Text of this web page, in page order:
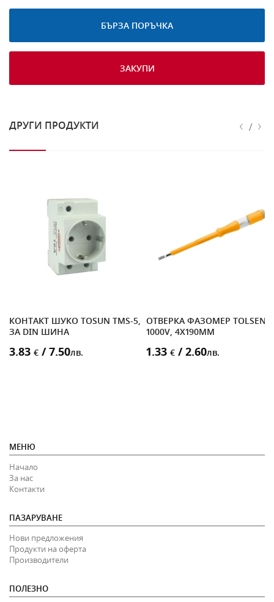
БЪРЗА ПОРЪЧКА
ЗАКУПИ
ДРУГИ ПРОДУКТИ ‹ / ›
КОНТАКТ ШУКО TOSUN TMS-5,
ЗА DIN ШИНА
3.83 € / 7.50лв.
ОТВЕРКА ФАЗОМЕР TOLSEN,
1000V, 4X190MM
1.33 € / 2.60лв.
МЕНЮ
Начало
За нас
Контакти
ПАЗАРУВАНЕ
Нови предложения
Продукти на оферта
Производители
ПОЛЕЗНО